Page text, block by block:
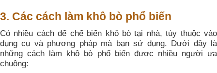
3. Các cách làm khô bò phổ biến
Có nhiều cách để chế biến khô bò tại nhà, tùy thuộc vào
dụng cụ và phương pháp mà bạn sử dụng. Dưới đây là
những cách làm khô bò phổ biến được nhiều người ưa
chuộng: